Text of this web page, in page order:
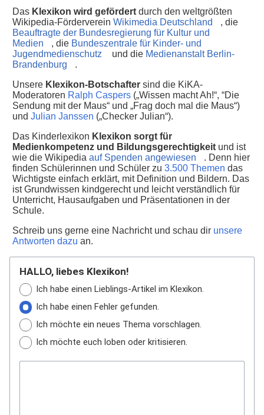
Das Klexikon wird gefördert durch den weltgrößten
Wikipedia-Förderverein Wikimedia Deutschland
, die
Beauftragte der Bundesregierung für Kultur und
Medien
, die Bundeszentrale für Kinder- und
Jugendmedienschutz
und die Medienanstalt Berlin-
Brandenburg
.
Unsere Klexikon-Botschafter sind die KiKA-
Moderatoren Ralph Caspers („Wissen macht Ah!“, “Die
Sendung mit der Maus“ und „Frag doch mal die Maus“)
und Julian Janssen („Checker Julian“).
Das Kinderlexikon Klexikon sorgt für
Medienkompetenz und Bildungsgerechtigkeit und ist
wie die Wikipedia auf Spenden angewiesen
. Denn hier
finden Schülerinnen und Schüler zu 3.500 Themen das
Wichtigste einfach erklärt, mit Definition und Bildern. Das
ist Grundwissen kindgerecht und leicht verständlich für
Unterricht, Hausaufgaben und Präsentationen in der
Schule.
Schreib uns gerne eine Nachricht und schau dir unsere
Antworten dazu an.
HALLO, liebes Klexikon!
Ich habe einen Lieblings-Artikel im Klexikon.
Ich habe einen Fehler gefunden.
Ich möchte ein neues Thema vorschlagen.
Ich möchte euch loben oder kritisieren.